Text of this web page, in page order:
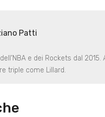
Patti
e dei Rockets dal
triple come Lillard.